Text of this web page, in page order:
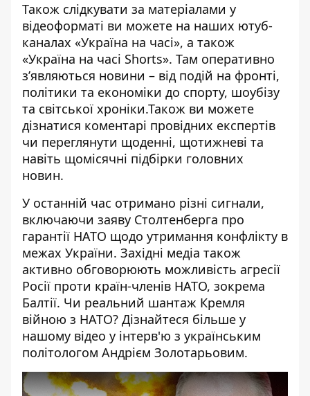
Також слідкувати за матеріалами у
відеоформаті ви можете на наших ютуб-
каналах «Україна на часі», а також
«Україна на часі Shorts». Там оперативно
зʼявляються новини – від подій на фронті,
політики та економіки до спорту, шоубізу
та світської хроніки.Також ви можете
дізнатися коментарі провідних експертів
чи переглянути щоденні, щотижневі та
навіть щомісячні підбірки головних
новин.
У останній час отримано різні сигнали,
включаючи заяву Столтенберга про
гарантії НАТО щодо утримання конфлікту в
межах України. Західні медіа також
активно обговорюють можливість агресії
Росії проти країн-членів НАТО, зокрема
Балтії. Чи реальний шантаж Кремля
війною з НАТО? Дізнайтеся більше у
нашому відео у інтерв'ю з українським
політологом Андрієм Золотарьовим.